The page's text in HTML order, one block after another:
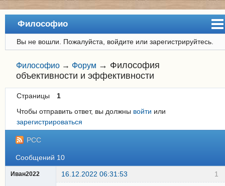
Философио
Сайт
Форум
Регистрация
Вход
Вы не вошли. Пожалуйста, войдите или зарегистрируйтесь.
Философио → Форум → Философия
объективности и эффективности
Страницы
1
Чтобы отправить ответ, вы должны войти или
зарегистрироваться
РСС
Сообщений 10
1
Иван2022 16.12.2022 06:31:53